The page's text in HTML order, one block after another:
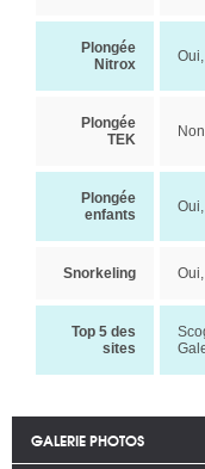
Plongée
Nitrox
Plongée
TEK
Non
Plongée
enfants
Snorkeling
Top 5 des
sites
GALERIE PHOTOS